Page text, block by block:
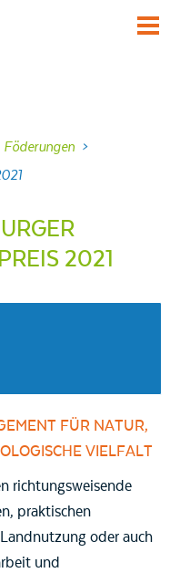
>
2021
FÜR NATUR,
VIELFALT
richtungsweisende
praktischen
oder auch
und